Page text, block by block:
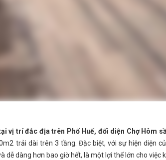
vị trí đắc địa trên Phố Huế, đối diện Chợ Hôm
trải dài trên 3 tầng. Đặc biệt, với sự hiện diện
dễ dàng hơn bao giờ hết, là một lợi thế lớn cho việc